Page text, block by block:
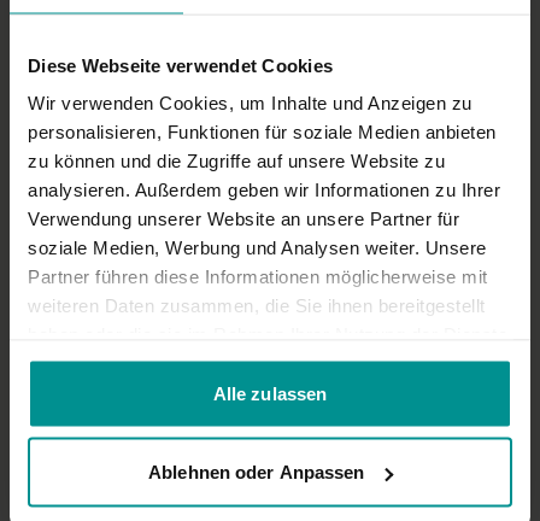
Diese Webseite verwendet Cookies
Wir verwenden Cookies, um Inhalte und Anzeigen zu
personalisieren, Funktionen für soziale Medien anbieten
zu können und die Zugriffe auf unsere Website zu
analysieren. Außerdem geben wir Informationen zu Ihrer
Verwendung unserer Website an unsere Partner für
soziale Medien, Werbung und Analysen weiter. Unsere
Partner führen diese Informationen möglicherweise mit
weiteren Daten zusammen, die Sie ihnen bereitgestellt
gesammelt haben.
Alle zulassen
Ablehnen oder Anpassen
01:00:50
Kristin Rübesamen